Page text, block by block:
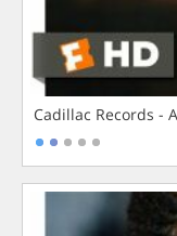
Cadillac Records -